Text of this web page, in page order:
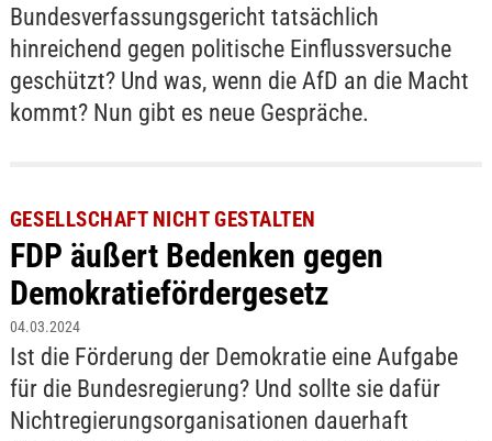
Bundesverfassungsgericht tatsächlich
hinreichend gegen politische Einflussversuche
geschützt? Und was, wenn die AfD an die Macht
kommt? Nun gibt es neue Gespräche.
GESELLSCHAFT NICHT GESTALTEN
FDP äußert Bedenken gegen
Demokratiefördergesetz
04.03.2024
Ist die Förderung der Demokratie eine Aufgabe
für die Bundesregierung? Und sollte sie dafür
Nichtregierungsorganisationen dauerhaft